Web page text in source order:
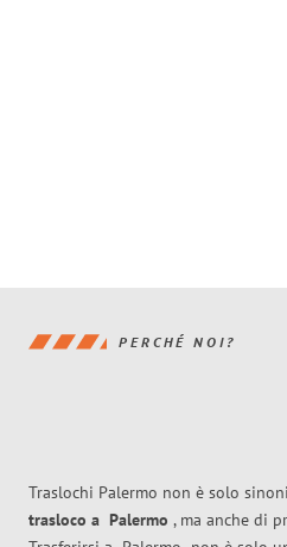
PERCHÉ NOI?
Traslochi Palermo non è solo
trasloco a Palermo , ma anche di